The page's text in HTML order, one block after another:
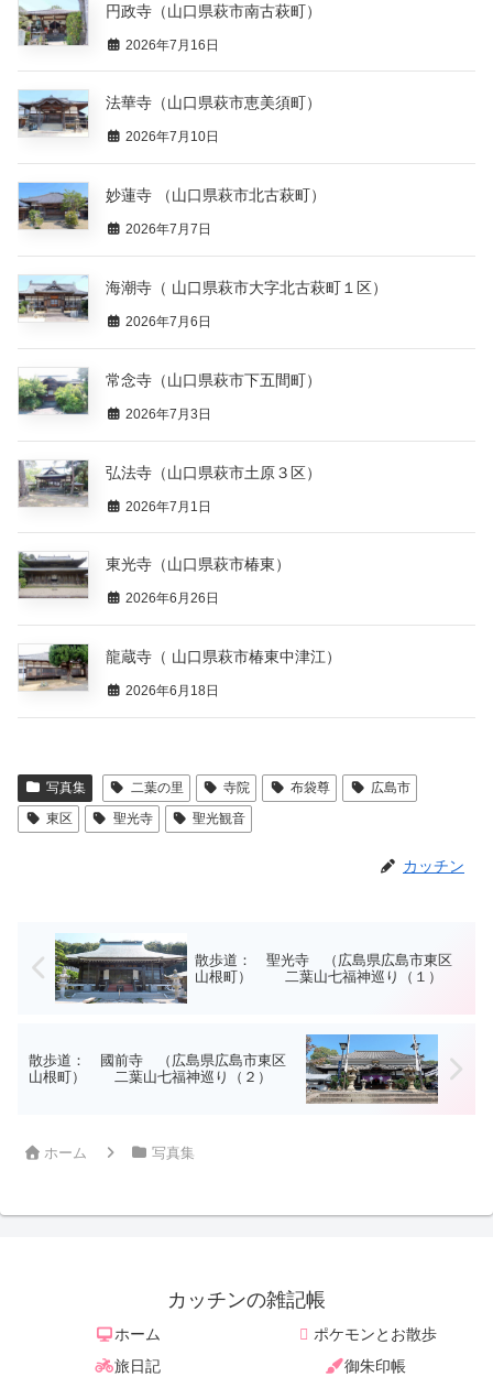
円政寺（山口県萩市南古萩町）
2026年7月16日
法華寺（山口県萩市恵美須町）
2026年7月10日
妙蓮寺 （山口県萩市北古萩町）
2026年7月7日
海潮寺（ 山口県萩市大字北古萩町１区）
2026年7月6日
常念寺（山口県萩市下五間町）
2026年7月3日
弘法寺（山口県萩市土原３区）
2026年7月1日
東光寺（山口県萩市椿東）
2026年6月26日
龍蔵寺（ 山口県萩市椿東中津江）
2026年6月18日
写真集 二葉の里 寺院 布袋尊
広島市
東区
聖光寺 聖光観音
カッチン
散歩道： 聖光寺 （広島県広島市東区
山根町） 二葉山七福神巡り（１）
散歩道： 國前寺 （広島県広島市東区
山根町） 二葉山七福神巡り（２）
ホーム 写真集
カッチンの雑記帳
ホーム
ポケモンとお散歩
旅日記
御朱印帳